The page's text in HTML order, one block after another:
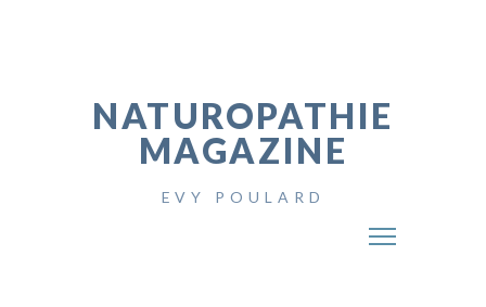
NATUROPATHIE
MAGAZINE
EVY POULARD